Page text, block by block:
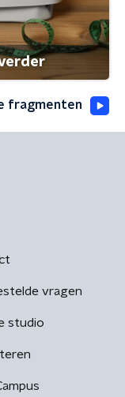
fragmenten
vragen
studio